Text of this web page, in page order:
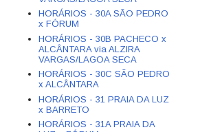
HORÁRIOS - 30A SÃO PEDRO
x FÓRUM
HORÁRIOS - 30B PACHECO x
ALCÂNTARA via ALZIRA
VARGAS/LAGOA SECA
HORÁRIOS - 30C SÃO PEDRO
x ALCÂNTARA
HORÁRIOS - 31 PRAIA DA LUZ
x BARRETO
HORÁRIOS - 31A PRAIA DA